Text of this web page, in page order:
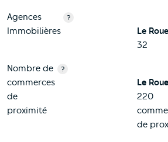
Agences
Immobilières
?
Le
32
Nombre de
commerces
de
proximité
?
Le
220
de